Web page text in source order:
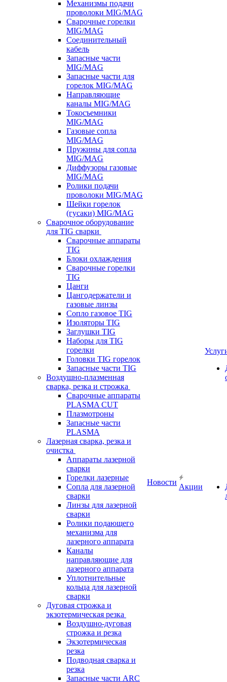
Механизмы подачи
проволоки MIG/MAG
Сварочные горелки
MIG/MAG
Соединительный
кабель
Запасные части
MIG/MAG
Запасные части для
горелок MIG/MAG
Направляющие
каналы MIG/MAG
Токосъемники
MIG/MAG
Газовые сопла
MIG/MAG
Пружины для сопла
MIG/MAG
Диффузоры газовые
MIG/MAG
Ролики подачи
проволоки MIG/MAG
Шейки горелок
(гусаки) MIG/MAG
Сварочное оборудование
для TIG сварки
Сварочные аппараты
TIG
Блоки охлаждения
Сварочные горелки
TIG
Цанги
Цангодержатели и
газовые линзы
Сопло газовое TIG
Изоляторы TIG
Заглушки TIG
Наборы для TIG
горелки
Головки TIG горелок
Запасные части TIG
Воздушно-плазменная
сварка, резка и строжка
Сварочные аппараты
PLASMA CUT
Плазмотроны
Запасные части
PLASMA
Лазерная сварка, резка и
очистка
Аппараты лазерной
сварки
Горелки лазерные
Сопла для лазерной
сварки
Линзы для лазерной
сварки
Ролики подающего
механизма для
лазерного аппарата
Каналы
направляющие для
лазерного аппарата
Уплотнительные
кольца для лазерной
сварки
Дуговая строжка и
экзотермическая резка
Воздушно-дуговая
строжка и резка
Экзотермическая
резка
Подводная сварка и
резка
Запасные части ARC
Новости
Акции